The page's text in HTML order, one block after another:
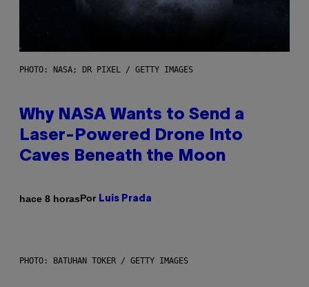
PHOTO: NASA; DR PIXEL / GETTY IMAGES
Why NASA Wants to Send a
Laser-Powered Drone Into
Caves Beneath the Moon
hace 8 horasPor Luis Prada
PHOTO: BATUHAN TOKER / GETTY IMAGES